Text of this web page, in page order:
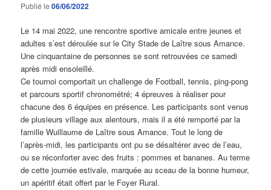
Publié le06/06/2022
Le 14 mai 2022, une rencontre sportive amicale entre jeunes et
adultes s’est déroulée sur le City Stade de Laître sous Amance.
Une cinquantaine de personnes se sont retrouvées ce samedi
après midi ensoleillé.
Ce tournoi comportait un challenge de Football, tennis, ping-pong
et parcours sportif chronométré; 4 épreuves à réaliser pour
chacune des 6 équipes en présence. Les participants sont venus
de plusieurs village aux alentours, mais il a été remporté par la
famille Wuillaume de Laître sous Amance. Tout le long de
l’après-midi, les participants ont pu se désaltérer avec de l’eau,
ou se réconforter avec des fruits : pommes et bananes. Au terme
de cette journée estivale, marquée au sceau de la bonne humeur,
un apéritif était offert par le Foyer Rural.